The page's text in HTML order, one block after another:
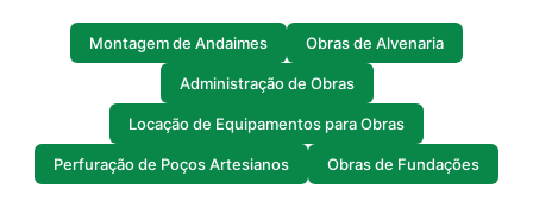
Montagem de Andaimes Obras de Alvenaria
Administração de Obras
Locação de Equipamentos para Obras
Perfuração de Poços Artesianos Obras de Fundações